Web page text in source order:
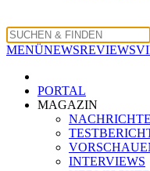
MENÜNEWSREVIEWS
PORTAL
MAGAZIN
INTERVIEWS